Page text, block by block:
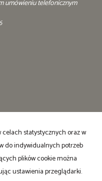
umówieniu telefonicznym
statystycznych oraz w
do indywidualnych potrzeb
plików cookie można
ustawienia przeglądarki.